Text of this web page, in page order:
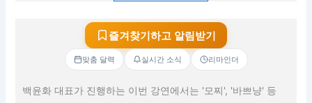
즐겨찾기하고 알림받기
맞춤 달력 실시간 소식 리마인더
백윤화 대표가 진행하는 이번 강연에서는 '모찌', '바쁘냥' 등